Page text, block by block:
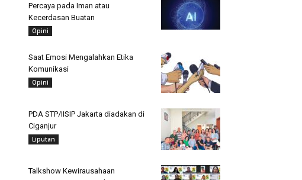
Percaya pada Iman atau
Kecerdasan Buatan
Opini
Saat Emosi Mengalahkan Etika
Komunikasi
Opini
PDA STP/IISIP Jakarta diadakan di
Ciganjur
Liputan
Talkshow Kewirausahaan